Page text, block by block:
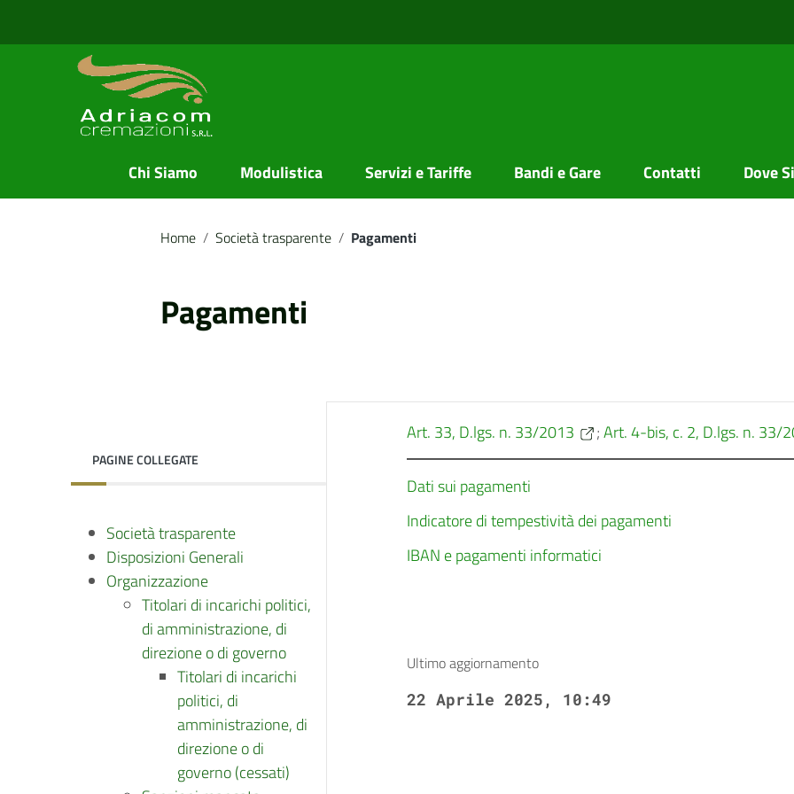
Vai al footer
Chi Siamo Modulistica Servizi e Tariffe Bandi e Gare Contatti Dove
Home / Società trasparente / Pagamenti
Pagamenti
PAGINE COLLEGATE
Società trasparente
Disposizioni Generali
Organizzazione
Titolari di incarichi politici,
di amministrazione, di
direzione o di governo
Titolari di incarichi
politici, di
amministrazione, di
direzione o di
governo (cessati)
Art. 33, D.lgs. n. 33/2013 ;Art. 4-bis, c. 2, D.lgs. n. 33/
Dati sui pagamenti
Indicatore di tempestività dei pagamenti
IBAN e pagamenti informatici
Ultimo aggiornamento
22 Aprile 2025, 10:49